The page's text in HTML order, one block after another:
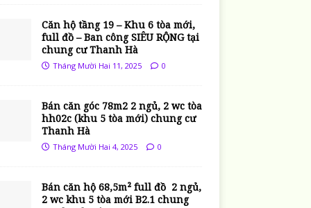
Căn hộ tầng 19 – Khu 6 tòa mới,
full đồ – Ban công SIÊU RỘNG tại
chung cư Thanh Hà
Tháng Mười Hai 11, 2025 0
Bán căn góc 78m2 2 ngủ, 2 wc tòa
hh02c (khu 5 tòa mới) chung cư
Thanh Hà
Tháng Mười Hai 4, 2025 0
Bán căn hộ 68,5m² full đồ 2 ngủ,
2 wc khu 5 tòa mới B2.1 chung